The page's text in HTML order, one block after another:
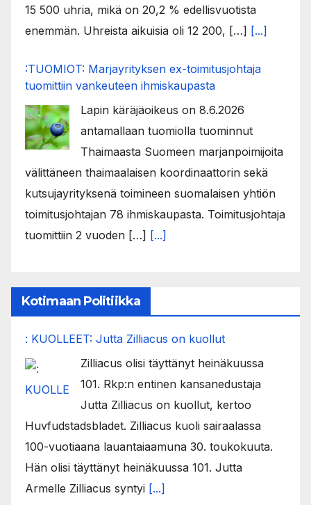
15 500 uhria, mikä on 20,2 % edellisvuotista
enemmän. Uhreista aikuisia oli 12 200, […] [...]
:TUOMIOT: Marjayrityksen ex-toimitusjohtaja
tuomittiin vankeuteen ihmiskaupasta
Lapin käräjäoikeus on 8.6.2026
antamallaan tuomiolla tuominnut
Thaimaasta Suomeen marjanpoimijoita
välittäneen thaimaalaisen koordinaattorin sekä
kutsujayrityksenä toimineen suomalaisen yhtiön
toimitusjohtajan 78 ihmiskaupasta. Toimitusjohtaja
tuomittiin 2 vuoden […] [...]
Kotimaan Politiikka
: KUOLLEET: Jutta Zilliacus on kuollut
Zilliacus olisi täyttänyt heinäkuussa
101. Rkp:n entinen kansanedustaja
Jutta Zilliacus on kuollut, kertoo
Huvfudstadsbladet. Zilliacus kuoli sairaalassa
100-vuotiaana lauantaiaamuna 30. toukokuuta.
Hän olisi täyttänyt heinäkuussa 101. Jutta
Armelle Zilliacus syntyi [...]